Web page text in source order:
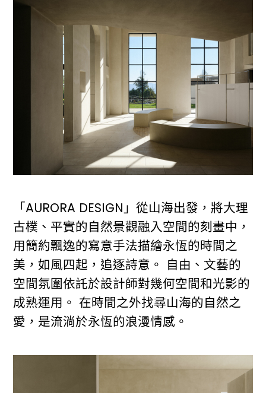
「AURORA DESIGN」從山海出發，將大理
古樸、平實的自然景觀融入空間的刻畫中，
用簡約飄逸的寫意手法描繪永恆的時間之
美，如風四起，追逐詩意。 自由、文藝的
空間氛圍依託於設計師對幾何空間和光影的
成熟運用。 在時間之外找尋山海的自然之
愛，是流淌於永恆的浪漫情感。